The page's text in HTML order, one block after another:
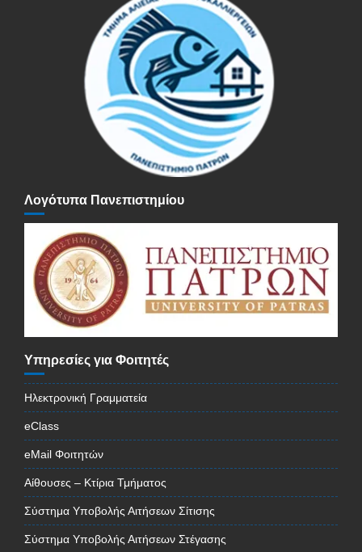
Λογότυπα Πανεπιστημίου
Υπηρεσίες για Φοιτητές
Ηλεκτρονική Γραμματεία
eClass
eMail Φοιτητών
Αίθουσες – Κτίρια Τμήματος
Σύστημα Υποβολής Αιτήσεων Σίτισης
Σύστημα Υποβολής Αιτήσεων Στέγασης